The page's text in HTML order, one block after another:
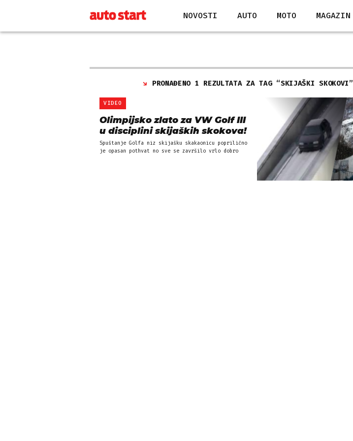
NOVOSTI AUTO MOTO MAGAZIN
PRONAĐENO 1 REZULTATA ZA TAG “SKIJAŠKI SKOKOVI”
VIDEO
Olimpijsko zlato za VW Golf III
u disciplini skijaških skokova!
Spuštanje Golfa niz skijašku skakaonicu poprilično
je opasan pothvat no sve se završilo vrlo dobro